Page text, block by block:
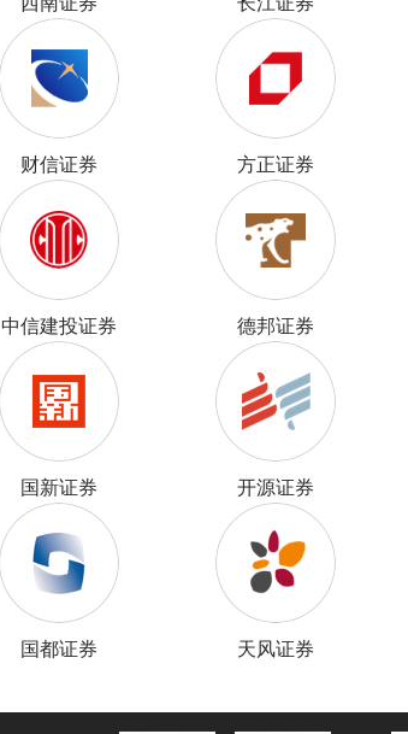
财信证券 方正证券
中信建投证券 德邦证券
国新证券 开源证券
国都证券 天风证券